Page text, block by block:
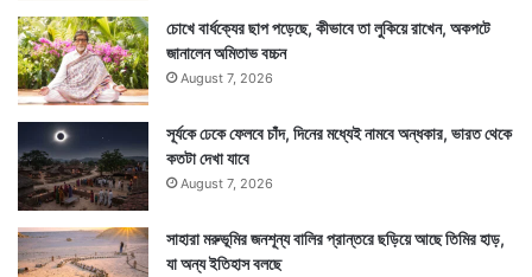
Tags National News
চোখে বার্ধক্যের ছাপ পড়েছে, কীভাবে তা লুকিয়ে রাখেন, অকপটে
জানালেন অমিতাভ বচ্চন
August 7, 2026
সূর্যকে ঢেকে ফেলবে চাঁদ, দিনের মধ্যেই নামবে অন্ধকার, ভারত থেকে
কতটা দেখা যাবে
August 7, 2026
সাহারা মরুভূমির জনশূন্য বালির প্রান্তরে ছড়িয়ে আছে তিমির হাড়,
যা অন্য ইতিহাস বলছে